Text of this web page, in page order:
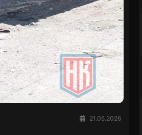
21.05.2026